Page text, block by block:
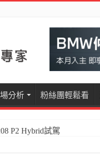
分析 粉絲團輕鬆看
V e:HEV Prestige試駕